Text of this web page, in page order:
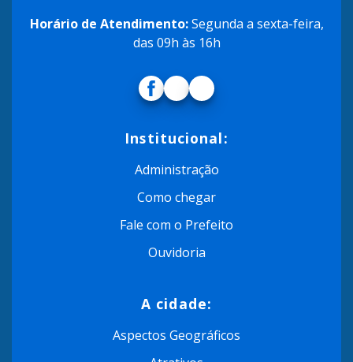
Horário de Atendimento:Segunda a sexta-feira,
das 09h às 16h
Institucional:
Administração
Como chegar
Fale com o Prefeito
Ouvidoria
A cidade:
Aspectos Geográficos